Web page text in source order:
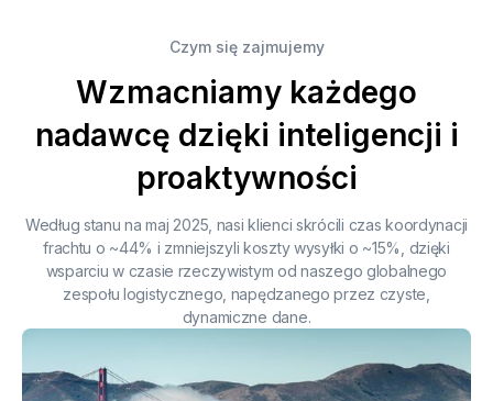
Czym się zajmujemy
Wzmacniamy każdego
nadawcę dzięki inteligencji i
proaktywności
Według stanu na maj 2025, nasi klienci skrócili czas koordynacji
frachtu o ~44% i zmniejszyli koszty wysyłki o ~15%, dzięki
wsparciu w czasie rzeczywistym od naszego globalnego
zespołu logistycznego, napędzanego przez czyste,
dynamiczne dane.